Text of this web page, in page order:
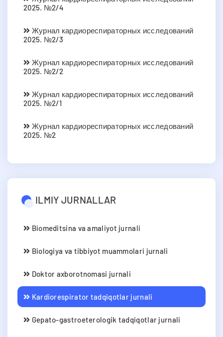
2025. №2/4
Журнал кардиореспираторных исследований
2025. №2/3
Журнал кардиореспираторных исследований
2025. №2/2
Журнал кардиореспираторных исследований
2025. №2/1
Журнал кардиореспираторных исследований
2025. №2
ILMIY JURNALLAR
Biomeditsina va amaliyot jurnali
Biologiya va tibbiyot muammolari jurnali
Doktor axborotnomasi jurnali
Kardiorespirator tadqiqotlar jurnali
Gepato-gastroeterologik tadqiqotlar jurnali